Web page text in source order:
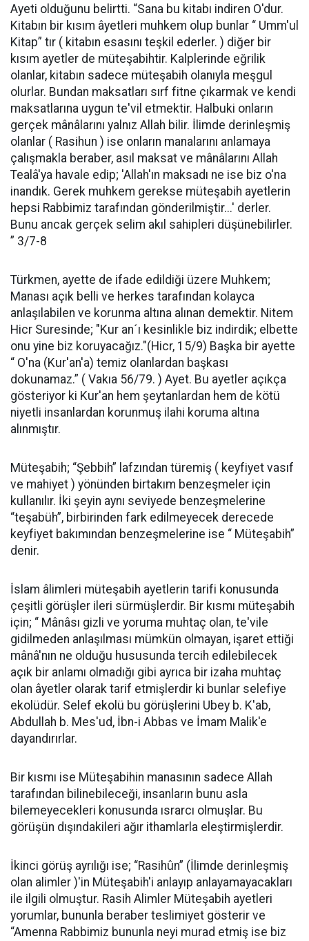
Ayeti olduğunu belirtti. “Sana bu kitabı indiren O'dur.
Kitabın bir kısım âyetleri muhkem olup bunlar “ Umm'ul
Kitap” tır ( kitabın esasını teşkil ederler. ) diğer bir
kısım ayetler de müteşabihtir. Kalplerinde eğrilik
olanlar, kitabın sadece müteşabih olanıyla meşgul
olurlar. Bundan maksatları sırf fitne çıkarmak ve kendi
maksatlarına uygun te'vil etmektir. Halbuki onların
gerçek mânâlarını yalnız Allah bilir. İlimde derinleşmiş
olanlar ( Rasihun ) ise onların manalarını anlamaya
çalışmakla beraber, asıl maksat ve mânâlarını Allah
Tealâ'ya havale edip; 'Allah'ın maksadı ne ise biz o'na
inandık. Gerek muhkem gerekse müteşabih ayetlerin
hepsi Rabbimiz tarafından gönderilmiştir...' derler.
Bunu ancak gerçek selim akıl sahipleri düşünebilirler.
” 3/7-8
Türkmen, ayette de ifade edildiği üzere Muhkem;
Manası açık belli ve herkes tarafından kolayca
anlaşılabilen ve korunma altına alınan demektir. Nitem
Hicr Suresinde; "Kur an´ı kesinlikle biz indirdik; elbette
onu yine biz koruyacağız."(Hicr, 15/9) Başka bir ayette
“ O'na (Kur'an'a) temiz olanlardan başkası
dokunamaz.” ( Vakıa 56/79. ) Ayet. Bu ayetler açıkça
gösteriyor ki Kur'an hem şeytanlardan hem de kötü
niyetli insanlardan korunmuş ilahi koruma altına
alınmıştır.
Müteşabih; “Şebbih” lafzından türemiş ( keyfiyet vasıf
ve mahiyet ) yönünden birtakım benzeşmeler için
kullanılır. İki şeyin aynı seviyede benzeşmelerine
“teşabüh”, birbirinden fark edilmeyecek derecede
keyfiyet bakımından benzeşmelerine ise “ Müteşabih”
denir.
İslam âlimleri müteşabih ayetlerin tarifi konusunda
çeşitli görüşler ileri sürmüşlerdir. Bir kısmı müteşabih
için; “ Mânâsı gizli ve yoruma muhtaç olan, te'vile
gidilmeden anlaşılması mümkün olmayan, işaret ettiği
mânâ'nın ne olduğu hususunda tercih edilebilecek
açık bir anlamı olmadığı gibi ayrıca bir izaha muhtaç
olan âyetler olarak tarif etmişlerdir ki bunlar selefiye
ekolüdür. Selef ekolü bu görüşlerini Ubey b. K'ab,
Abdullah b. Mes'ud, İbn-i Abbas ve İmam Malik'e
dayandırırlar.
Bir kısmı ise Müteşabihin manasının sadece Allah
tarafından bilinebileceği, insanların bunu asla
bilemeyecekleri konusunda ısrarcı olmuşlar. Bu
görüşün dışındakileri ağır ithamlarla eleştirmişlerdir.
İkinci görüş ayrılığı ise; “Rasihûn” (İlimde derinleşmiş
olan alimler )'in Müteşabih'i anlayıp anlayamayacakları
ile ilgili olmuştur. Rasih Alimler Müteşabih ayetleri
yorumlar, bununla beraber teslimiyet gösterir ve
“Amenna Rabbimiz bununla neyi murad etmiş ise biz